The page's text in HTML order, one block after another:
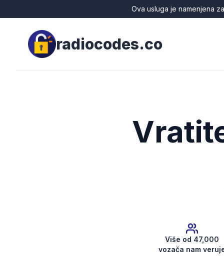
Ova usluga je namenjena
radiocodes.co
Više od 47,000
vozača nam